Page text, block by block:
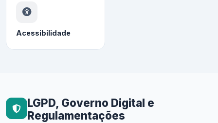
Acessibilidade
LGPD, Governo Digital e
Regulamentações